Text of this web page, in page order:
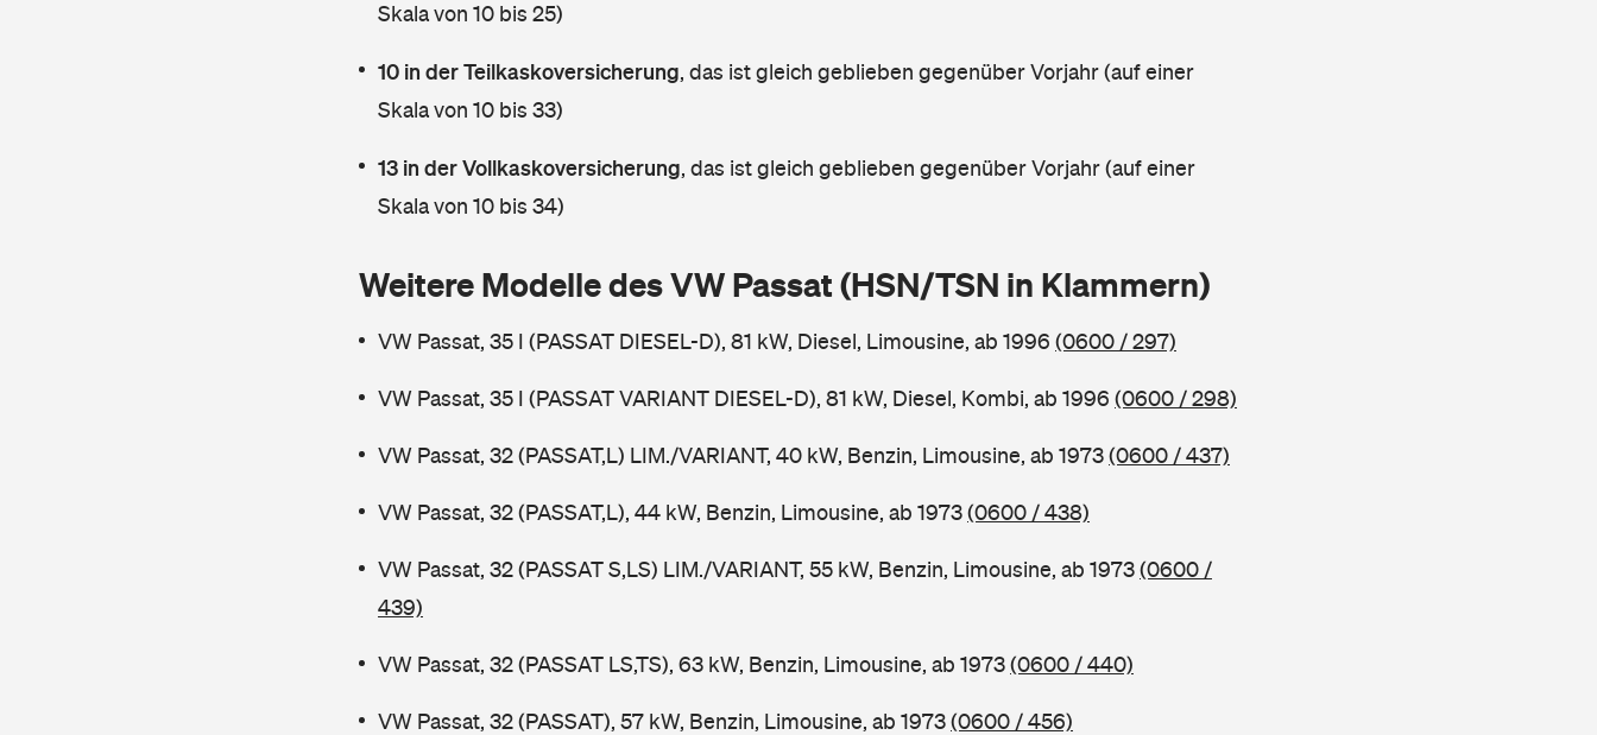
Skala von 10 bis 25)
10 in der Teilkaskoversicherung, das ist gleich geblieben gegenüber Vorjahr (auf einer
Skala von 10 bis 33)
13 in der Vollkaskoversicherung, das ist gleich geblieben gegenüber Vorjahr (auf einer
Skala von 10 bis 34)
Weitere Modelle des VW Passat (HSN/TSN in Klammern)
VW Passat, 35 I (PASSAT DIESEL-D), 81 kW, Diesel, Limousine, ab 1996 (0600 / 297)
VW Passat, 35 I (PASSAT VARIANT DIESEL-D), 81 kW, Diesel, Kombi, ab 1996 (0600 / 298)
VW Passat, 32 (PASSAT,L) LIM./VARIANT, 40 kW, Benzin, Limousine, ab 1973(0600 / 437)
VW Passat, 32 (PASSAT,L), 44 kW, Benzin, Limousine, ab 1973(0600 / 438)
VW Passat, 32 (PASSAT S,LS) LIM./VARIANT, 55 kW, Benzin, Limousine, ab 1973(0600 /
439)
VW Passat, 32 (PASSAT LS,TS), 63 kW, Benzin, Limousine, ab 1973(0600 / 440)
VW Passat, 32 (PASSAT), 57 kW, Benzin, Limousine, ab 1973(0600 / 456)